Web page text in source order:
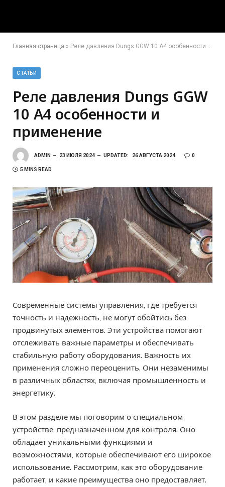
Главная страница » Реле давления Dungs GGW 10 A4 особенности и применение
СТАТЬИ
Реле давления Dungs GGW
10 A4 особенности и
применение
ADMIN 23 ИЮЛЯ 2024 UPDATED: 26 АВГУСТА 2024 0
5 MINS READ
Современные системы управления, где требуется
точность и надежность, не могут обойтись без
продвинутых элементов. Эти устройства помогают
отслеживать важные параметры и обеспечивать
стабильную работу оборудования. Важность их
применения сложно переоценить. Они незаменимы
в различных областях, включая промышленность и
энергетику.
В этом разделе мы поговорим о специальном
устройстве, предназначенном для контроля. Оно
обладает уникальными функциями и
возможностями, которые обеспечивают его широкое
использование. Рассмотрим, как это оборудование
работает, и какие преимущества оно предоставляет.